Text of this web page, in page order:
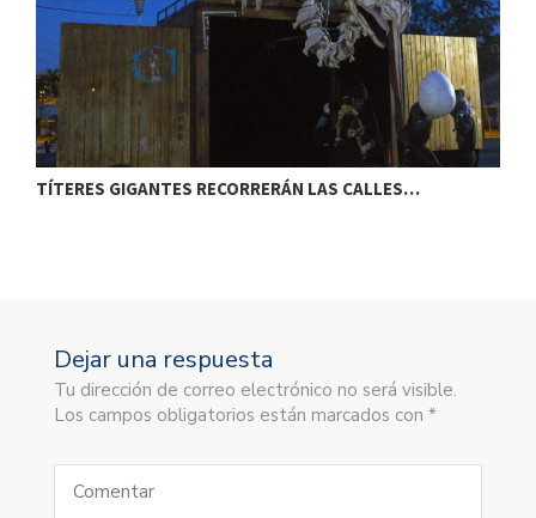
TÍTERES GIGANTES RECORRERÁN LAS CALLES…
Dejar una respuesta
Tu dirección de correo electrónico no será visible.
Los campos obligatorios están marcados con *